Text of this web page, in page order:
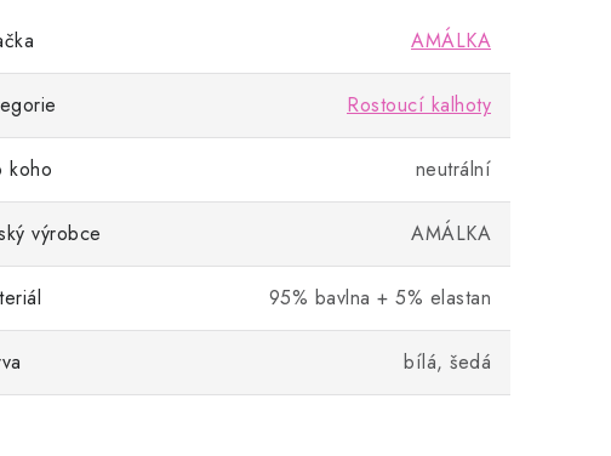
AMÁLKA
Rostoucí kalhoty
koho neutrální
výrobce AMÁLKA
95% bavlna + 5% elastan
bílá, šedá